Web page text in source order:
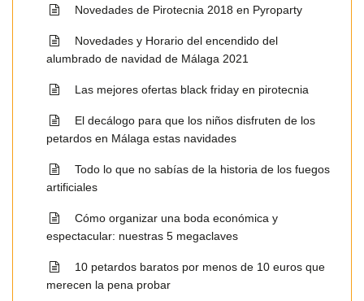
Novedades de Pirotecnia 2018 en Pyroparty
Novedades y Horario del encendido del
alumbrado de navidad de Málaga 2021
Las mejores ofertas black friday en pirotecnia
El decálogo para que los niños disfruten de los
petardos en Málaga estas navidades
Todo lo que no sabías de la historia de los fuegos
artificiales
Cómo organizar una boda económica y
espectacular: nuestras 5 megaclaves
10 petardos baratos por menos de 10 euros que
merecen la pena probar